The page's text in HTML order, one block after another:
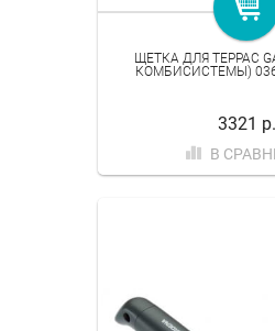
ЩЕТКА ДЛЯ ТЕРРАС
КОМБИСИСТЕМЫ)
3321 р.
В